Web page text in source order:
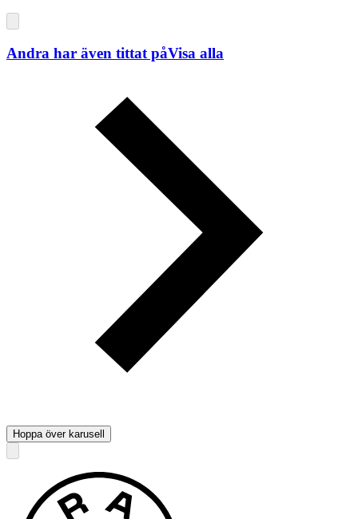
Andra har även tittat påVisa alla
Hoppa över karusell